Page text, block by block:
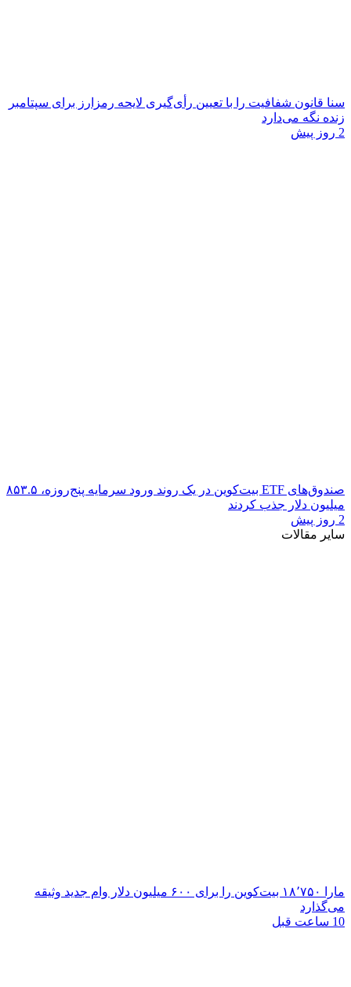
سنا قانون شفافیت را با تعیین رأی‌گیری لایحه رمزارز برای سپتامبر
زنده نگه می‌دارد
2 روز پیش
صندوق‌های ETF بیت‌کوین در یک روند ورود سرمایه پنج‌روزه، ۸۵۳.۵
میلیون دلار جذب کردند
2 روز پیش
سایر مقالات
مارا ۱۸٬۷۵۰ بیت‌کوین را برای ۶۰۰ میلیون دلار وام جدید وثیقه
می‌گذارد
10 ساعت قبل